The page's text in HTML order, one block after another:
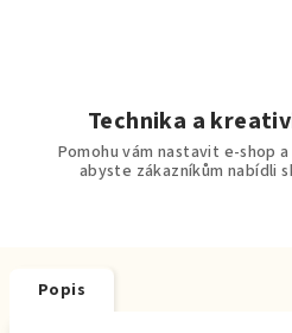
Technika a
Pomohu vám nastavit e-shop
abyste zákazníkům nabídli
Popis